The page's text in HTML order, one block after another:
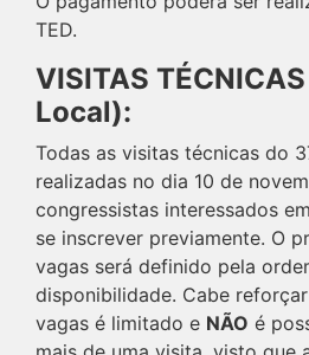
TED.
VISITAS
Local):
Todas as visitas técnicas do
realizadas no dia 10 de
congressistas interessados
se inscrever previamente. O
vagas será definido pela
disponibilidade. Cabe
vagas é limitado e NÃO é